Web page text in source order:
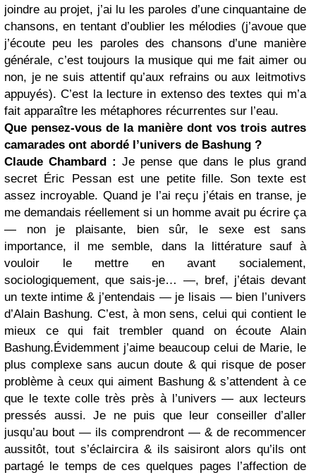
joindre au projet, j’ai lu les paroles d’une cinquantaine de
chansons, en tentant d’oublier les mélodies (j’avoue que
j’écoute peu les paroles des chansons d’une manière
générale, c’est toujours la musique qui me fait aimer ou
non, je ne suis attentif qu’aux refrains ou aux leitmotivs
appuyés). C’est la lecture in extenso des textes qui m’a
fait apparaître les métaphores récurrentes sur l’eau.
Que pensez-vous de la manière dont vos trois autres
camarades ont abordé l’univers de Bashung ?
Claude Chambard : Je pense que dans le plus grand
secret Éric Pessan est une petite fille. Son texte est
assez incroyable. Quand je l’ai reçu j’étais en transe, je
me demandais réellement si un homme avait pu écrire ça
— non je plaisante, bien sûr, le sexe est sans
importance, il me semble, dans la littérature sauf à
vouloir le mettre en avant socialement,
sociologiquement, que sais-je… —, bref, j’étais devant
un texte intime & j’entendais — je lisais — bien l’univers
d’Alain Bashung. C’est, à mon sens, celui qui contient le
mieux ce qui fait trembler quand on écoute Alain
Bashung.Évidemment j’aime beaucoup celui de Marie, le
plus complexe sans aucun doute & qui risque de poser
problème à ceux qui aiment Bashung & s’attendent à ce
que le texte colle très près à l’univers — aux lecteurs
pressés aussi. Je ne puis que leur conseiller d’aller
jusqu’au bout — ils comprendront — & de recommencer
aussitôt, tout s’éclaircira & ils saisiront alors qu’ils ont
partagé le temps de ces quelques pages l’affection de